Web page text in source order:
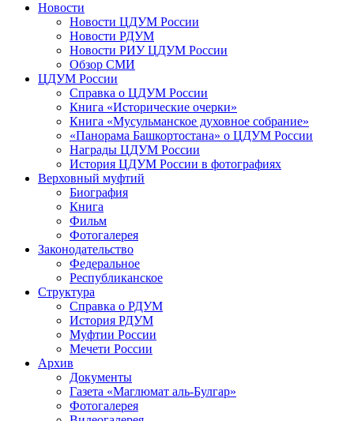
Новости
Новости ЦДУМ России
Новости РДУМ
Новости РИУ ЦДУМ России
Обзор СМИ
ЦДУМ России
Справка о ЦДУМ России
Книга «Исторические очерки»
Книга «Мусульманское духовное собрание»
«Панорама Башкортостана» о ЦДУМ России
Награды ЦДУМ России
История ЦДУМ России в фотографиях
Верховный муфтий
Биография
Книга
Фильм
Фотогалерея
Законодательство
Федеральное
Республиканское
Структура
Справка о РДУМ
История РДУМ
Муфтии России
Мечети России
Архив
Документы
Газета «Маглюмат аль-Булгар»
Фотогалерея